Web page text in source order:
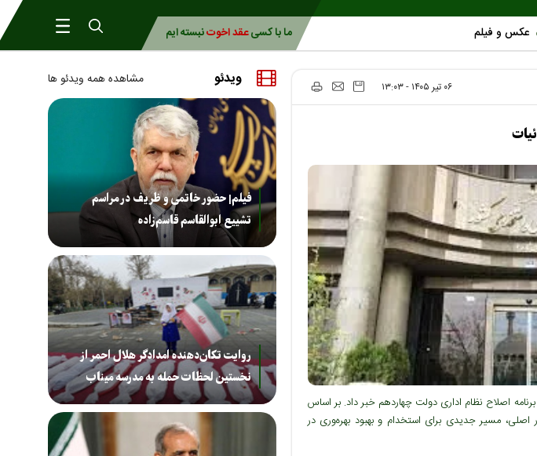
عکس و فیلم ما با کسیعقد اخوتنبسته ایم
۰۶ تير ۱۴۰۵ - ۱۳:۰۳
اصلاح نظام اداری دولت چهاردهم خبر داد. بر اساس
مسیر جدیدی برای استخدام و بهبود بهره‌وری در
ویدئو مشاهده همه ویدئو ها
فیلم| حضور خاتمی و ظریف در مراسم
تشییع ابوالقاسم قاسم‌زاده
روایت تکان‌دهنده امدادگر هلال احمر از
نخستین لحظات حمله به مدرسه میناب